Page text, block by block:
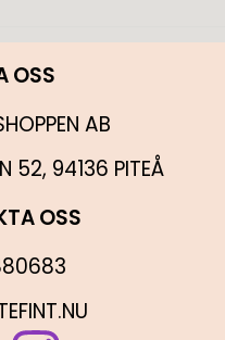
OSS
AB
52, 94136 PITEÅ
OSS